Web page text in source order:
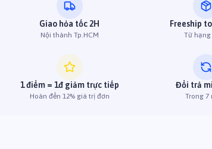
Giao hỏa tốc 2H
Nội thành Tp.HCM
Freeship
Từ hạng
1 điểm = 1đ giảm trực tiếp
Hoàn đến 12% giá trị đơn
Đổi trả
Trong 7